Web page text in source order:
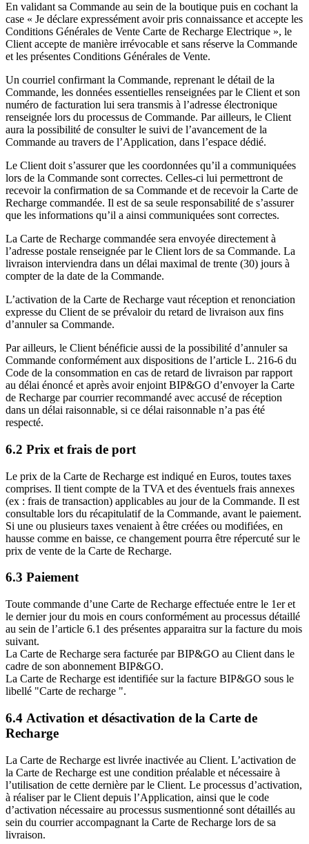
En validant sa Commande au sein de la boutique puis en cochant la
case « Je déclare expressément avoir pris connaissance et accepte les
Conditions Générales de Vente Carte de Recharge Electrique », le
Client accepte de manière irrévocable et sans réserve la Commande
et les présentes Conditions Générales de Vente.
Un courriel confirmant la Commande, reprenant le détail de la
Commande, les données essentielles renseignées par le Client et son
numéro de facturation lui sera transmis à l’adresse électronique
renseignée lors du processus de Commande. Par ailleurs, le Client
aura la possibilité de consulter le suivi de l’avancement de la
Commande au travers de l’Application, dans l’espace dédié.
Le Client doit s’assurer que les coordonnées qu’il a communiquées
lors de la Commande sont correctes. Celles-ci lui permettront de
recevoir la confirmation de sa Commande et de recevoir la Carte de
Recharge commandée. Il est de sa seule responsabilité de s’assurer
que les informations qu’il a ainsi communiquées sont correctes.
La Carte de Recharge commandée sera envoyée directement à
l’adresse postale renseignée par le Client lors de sa Commande. La
livraison interviendra dans un délai maximal de trente (30) jours à
compter de la date de la Commande.
L’activation de la Carte de Recharge vaut réception et renonciation
expresse du Client de se prévaloir du retard de livraison aux fins
d’annuler sa Commande.
Par ailleurs, le Client bénéficie aussi de la possibilité d’annuler sa
Commande conformément aux dispositions de l’article L. 216-6 du
Code de la consommation en cas de retard de livraison par rapport
au délai énoncé et après avoir enjoint BIP&GO d’envoyer la Carte
de Recharge par courrier recommandé avec accusé de réception
dans un délai raisonnable, si ce délai raisonnable n’a pas été
respecté.
6.2 Prix et frais de port
Le prix de la Carte de Recharge est indiqué en Euros, toutes taxes
comprises. Il tient compte de la TVA et des éventuels frais annexes
(ex : frais de transaction) applicables au jour de la Commande. Il est
consultable lors du récapitulatif de la Commande, avant le paiement.
Si une ou plusieurs taxes venaient à être créées ou modifiées, en
hausse comme en baisse, ce changement pourra être répercuté sur le
prix de vente de la Carte de Recharge.
6.3 Paiement
Toute commande d’une Carte de Recharge effectuée entre le 1er et
le dernier jour du mois en cours conformément au processus détaillé
au sein de l’article 6.1 des présentes apparaitra sur la facture du mois
suivant.
La Carte de Recharge sera facturée par BIP&GO au Client dans le
cadre de son abonnement BIP&GO.
La Carte de Recharge est identifiée sur la facture BIP&GO sous le
libellé "Carte de recharge ".
6.4 Activation et désactivation de la Carte de
Recharge
La Carte de Recharge est livrée inactivée au Client. L’activation de
la Carte de Recharge est une condition préalable et nécessaire à
l’utilisation de cette dernière par le Client. Le processus d’activation,
à réaliser par le Client depuis l’Application, ainsi que le code
d’activation nécessaire au processus susmentionné sont détaillés au
sein du courrier accompagnant la Carte de Recharge lors de sa
livraison.